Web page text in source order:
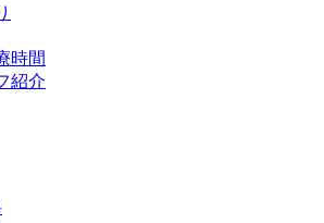
時間
紹介